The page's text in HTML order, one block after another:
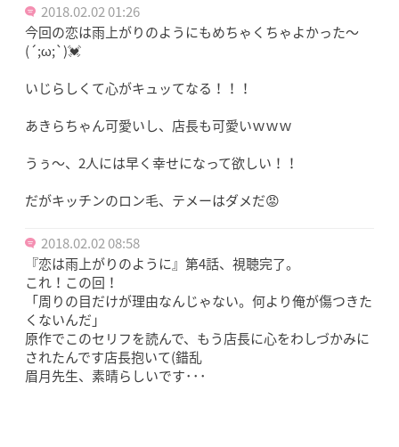
2018.02.02 01:26
今回の恋は雨上がりのようにもめちゃくちゃよかった〜
(´;ω;`)💓
いじらしくて心がキュッてなる！！！
あきらちゃん可愛いし、店長も可愛いｗｗｗ
うぅ〜、2人には早く幸せになって欲しい！！
だがキッチンのロン毛、テメーはダメだ😡
2018.02.02 08:58
『恋は雨上がりのように』第4話、視聴完了。
これ！この回！
「周りの目だけが理由なんじゃない。何より俺が傷つきた
くないんだ」
原作でこのセリフを読んで、もう店長に心をわしづかみに
されたんです店長抱いて(錯乱
眉月先生、素晴らしいです･･･